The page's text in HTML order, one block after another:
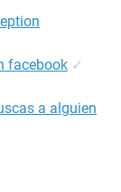
facebook ✓
a alguien